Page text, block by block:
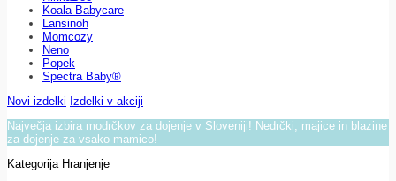
Koala Babycare
Lansinoh
Momcozy
Neno
Popek
Spectra Baby®
Novi izdelki Izdelki v akciji
Največja izbira modrčkov za dojenje v Sloveniji! Nedrčki, majice in blazine
za dojenje za vsako mamico!
Kategorija Hranjenje